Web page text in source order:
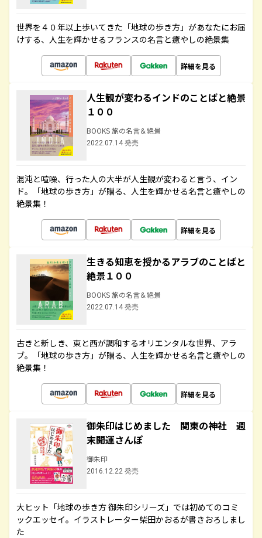
世界を４０年以上歩いてきた「地球の歩き方」があなたにお届
けする、人生を輝かせるフランスの名言と癒やしの絶景集
詳細を見る
人生観が変わるインドのことばと絶景
１００
BOOKS 旅の名言＆絶景
2022.07.14 発売
混沌と喧噪、行った人の大半が人生観が変わると言う、イン
ド。「地球の歩き方」が贈る、人生を輝かせる名言と癒やしの
絶景集！
詳細を見る
生きる知恵を授かるアラブのことばと
絶景１００
BOOKS 旅の名言＆絶景
2022.07.14 発売
古きと新しき、東と西が調和するオリエンタルな世界、アラ
ブ。「地球の歩き方」が贈る、人生を輝かせる名言と癒やしの
絶景集！
詳細を見る
御朱印はじめました 関東の神社 週
末開運さんぽ
御朱印
2016.12.22 発売
大ヒット「地球の歩き方 御朱印シリーズ」では初めてのコミ
ックエッセイ。イラストレーター柴田かおるが書きおろしまし
た